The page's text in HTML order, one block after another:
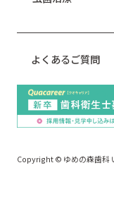
よくあるご質問
Copyright © ゆめの森歯科